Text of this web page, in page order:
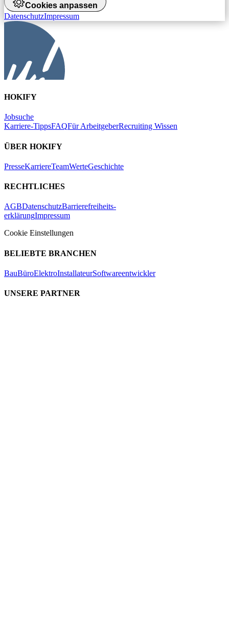
Cookies anpassen
DatenschutzImpressum
HOKIFY
Jobsuche
Karriere-TippsFAQFür ArbeitgeberRecruiting Wissen
ÜBER HOKIFY
PresseKarriereTeamWerteGeschichte
RECHTLICHES
AGBDatenschutzBarrierefreiheits-
erklärungImpressum
Cookie Einstellungen
BELIEBTE BRANCHEN
BauBüroElektroInstallateurSoftwareentwickler
UNSERE PARTNER